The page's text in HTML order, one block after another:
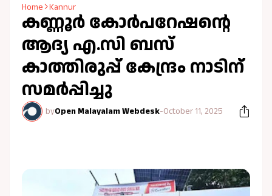
Home Kannur
കണ്ണൂര്‍ കോര്‍പറേഷൻ്റെ
ആദ്യ എ.സി ബസ്
കാത്തിരുപ്പ് കേന്ദ്രം നാടിന്
സമര്‍പ്പിച്ചു
byOpen Malayalam Webdesk-October 11, 2025